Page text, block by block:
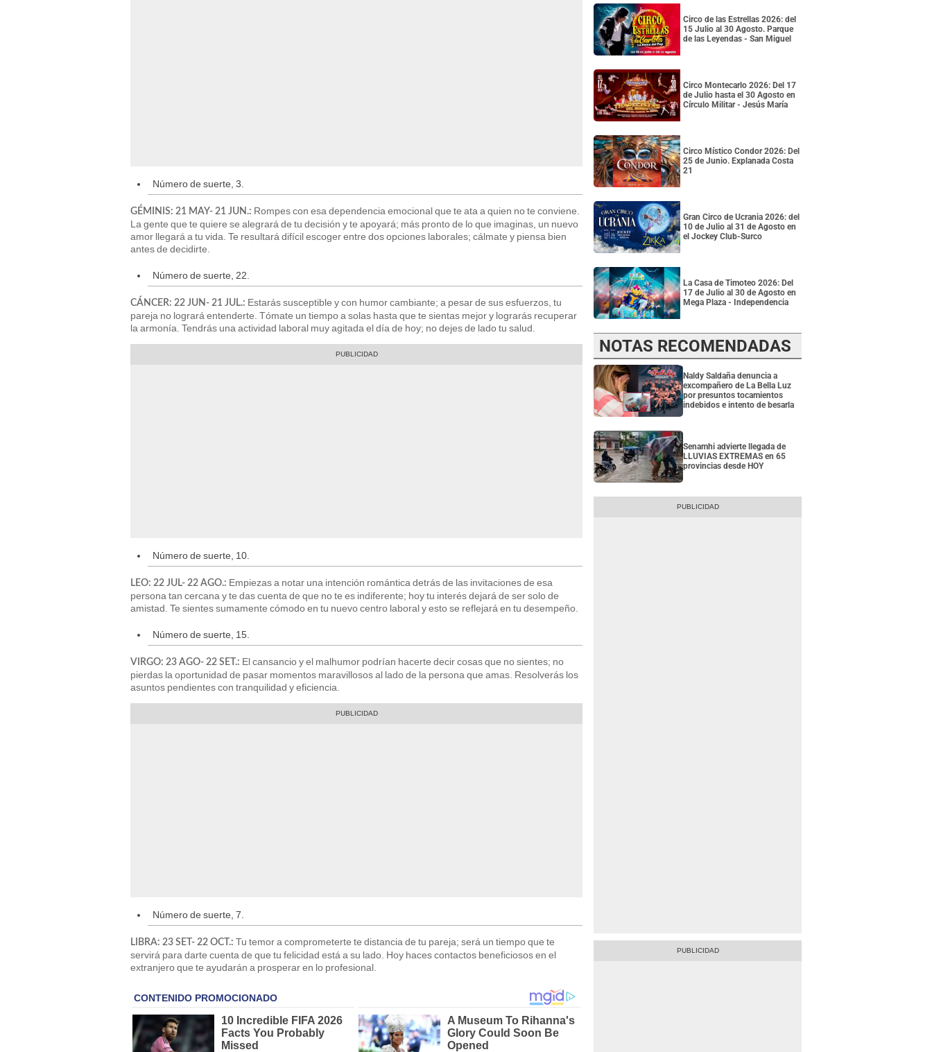
Número de suerte, 3.
GÉMINIS: 21 MAY- 21 JUN.: Rompes con esa dependencia emocional que te ata a quien no te conviene.
La gente que te quiere se alegrará de tu decisión y te apoyará; más pronto de lo que imaginas, un nuevo
amor llegará a tu vida. Te resultará difícil escoger entre dos opciones laborales; cálmate y piensa bien
antes de decidirte.
Número de suerte, 22.
CÁNCER: 22 JUN- 21 JUL.: Estarás susceptible y con humor cambiante; a pesar de sus esfuerzos, tu
pareja no logrará entenderte. Tómate un tiempo a solas hasta que te sientas mejor y lograrás recuperar
la armonía. Tendrás una actividad laboral muy agitada el día de hoy; no dejes de lado tu salud.
Número de suerte, 10.
LEO: 22 JUL- 22 AGO.: Empiezas a notar una intención romántica detrás de las invitaciones de esa
persona tan cercana y te das cuenta de que no te es indiferente; hoy tu interés dejará de ser solo de
amistad. Te sientes sumamente cómodo en tu nuevo centro laboral y esto se reflejará en tu desempeño.
Número de suerte, 15.
VIRGO: 23 AGO- 22 SET.: El cansancio y el malhumor podrían hacerte decir cosas que no sientes; no
pierdas la oportunidad de pasar momentos maravillosos al lado de la persona que amas. Resolverás los
asuntos pendientes con tranquilidad y eficiencia.
Número de suerte, 7.
LIBRA: 23 SET- 22 OCT.: Tu temor a comprometerte te distancia de tu pareja; será un tiempo que te
servirá para darte cuenta de que tu felicidad está a su lado. Hoy haces contactos beneficiosos en el
extranjero que te ayudarán a prosperar en lo profesional.
Circo de las Estrellas 2026: del
15 Julio al 30 Agosto. Parque
de las Leyendas - San Miguel
Circo Montecarlo 2026: Del 17
de Julio hasta el 30 Agosto en
Círculo Militar - Jesús María
Circo Místico Condor 2026: Del
25 de Junio. Explanada Costa
21
Gran Circo de Ucrania 2026: del
10 de Julio al 31 de Agosto en
el Jockey Club-Surco
La Casa de Timoteo 2026: Del
17 de Julio al 30 de Agosto en
Mega Plaza - Independencia
NOTAS RECOMENDADAS
Naldy Saldaña denuncia a
excompañero de La Bella Luz
por presuntos tocamientos
indebidos e intento de besarla
Senamhi advierte llegada de
LLUVIAS EXTREMAS en 65
provincias desde HOY